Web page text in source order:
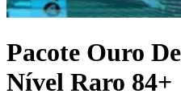
Pacote Ouro
Nível Raro 84+